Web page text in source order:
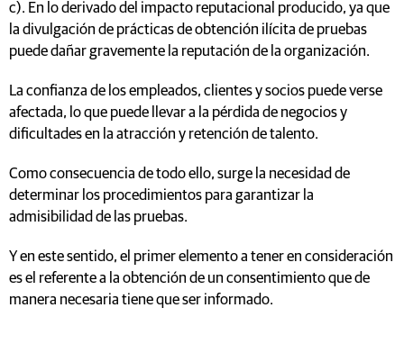
c). En lo derivado del impacto reputacional producido, ya que
la divulgación de prácticas de obtención ilícita de pruebas
puede dañar gravemente la reputación de la organización.
La confianza de los empleados, clientes y socios puede verse
afectada, lo que puede llevar a la pérdida de negocios y
dificultades en la atracción y retención de talento.
Como consecuencia de todo ello, surge la necesidad de
determinar los procedimientos para garantizar la
admisibilidad de las pruebas.
Y en este sentido, el primer elemento a tener en consideración
es el referente a la obtención de un consentimiento que de
manera necesaria tiene que ser informado.